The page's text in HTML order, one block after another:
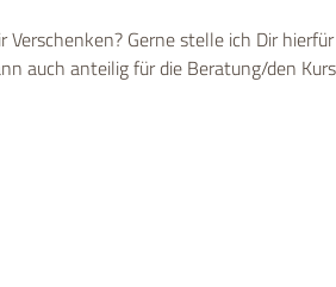
Gerne stelle ich Dir
auch anteilig für die Beratung/den